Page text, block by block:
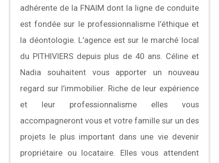
adhérente de la FNAIM dont la ligne de conduite
est fondée sur le professionnalisme l’éthique et
la déontologie. L’agence est sur le marché local
du PITHIVIERS depuis plus de 40 ans. Céline et
Nadia souhaitent vous apporter un nouveau
regard sur l’immobilier. Riche de leur expérience
et leur professionnalisme elles vous
accompagneront vous et votre famille sur un des
projets le plus important dans une vie devenir
propriétaire ou locataire. Elles vous attendent